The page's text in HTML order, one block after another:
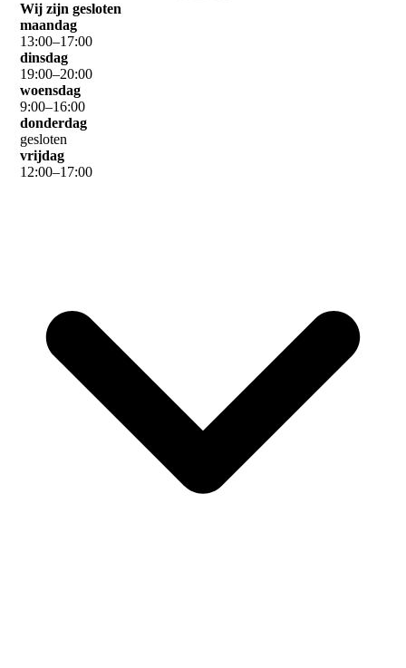
Wij zijn gesloten
maandag
13:00–17:00
dinsdag
19:00–20:00
woensdag
9:00–16:00
donderdag
gesloten
vrijdag
12:00–17:00